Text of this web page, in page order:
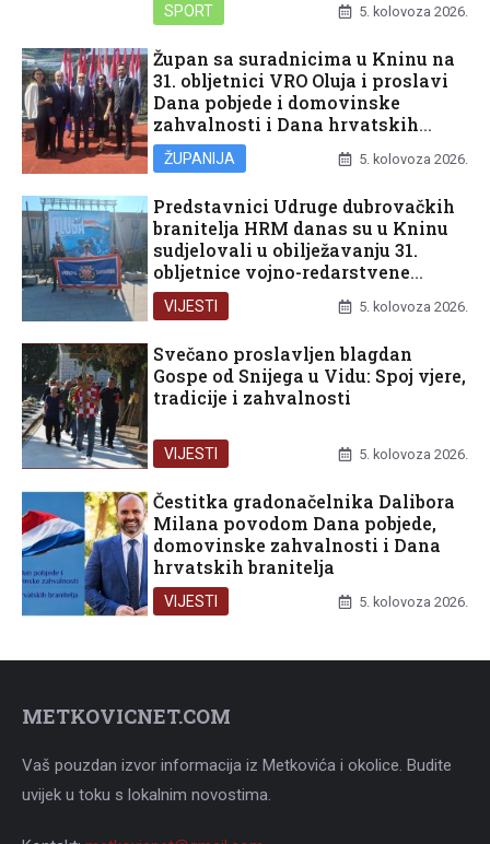
SPORT 5. kolovoza 2026.
Župan sa suradnicima u Kninu na
31. obljetnici VRO Oluja i proslavi
Dana pobjede i domovinske
zahvalnosti i Dana hrvatskih
branitelja
ŽUPANIJA 5. kolovoza 2026.
Predstavnici Udruge dubrovačkih
branitelja HRM danas su u Kninu
sudjelovali u obilježavanju 31.
obljetnice vojno-redarstvene
operacije Oluja
VIJESTI 5. kolovoza 2026.
Svečano proslavljen blagdan
Gospe od Snijega u Vidu: Spoj vjere,
tradicije i zahvalnosti
VIJESTI 5. kolovoza 2026.
Čestitka gradonačelnika Dalibora
Milana povodom Dana pobjede,
domovinske zahvalnosti i Dana
hrvatskih branitelja
VIJESTI 5. kolovoza 2026.
METKOVICNET.COM
Vaš pouzdan izvor informacija iz Metkovića i okolice. Budite
uvijek u toku s lokalnim novostima.